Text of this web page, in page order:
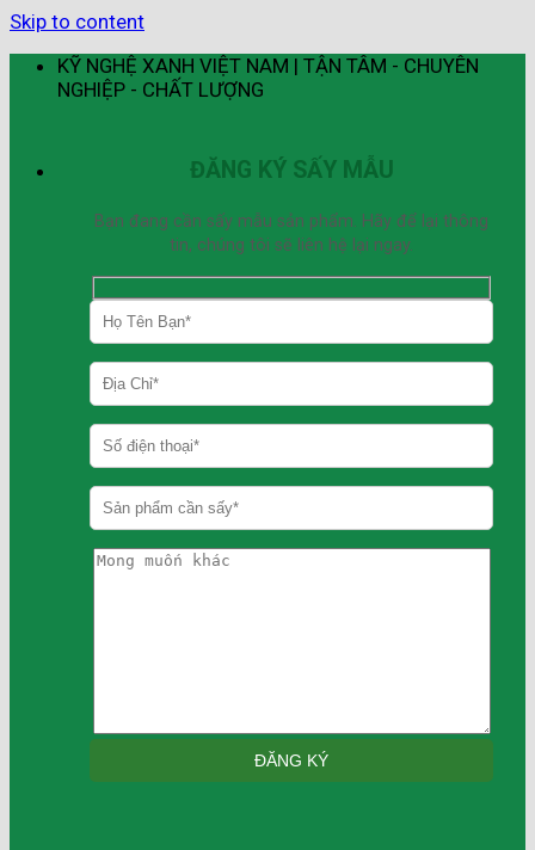
Skip to content
KỸ NGHỆ XANH VIỆT NAM | TẬN TÂM - CHUYÊN
NGHIỆP - CHẤT LƯỢNG
ĐĂNG KÝ SẤY MẪU
Bạn đang cần sấy mẫu sản phẩm. Hãy để lại thông
tin, chúng tôi sẽ liên hệ lại ngay.